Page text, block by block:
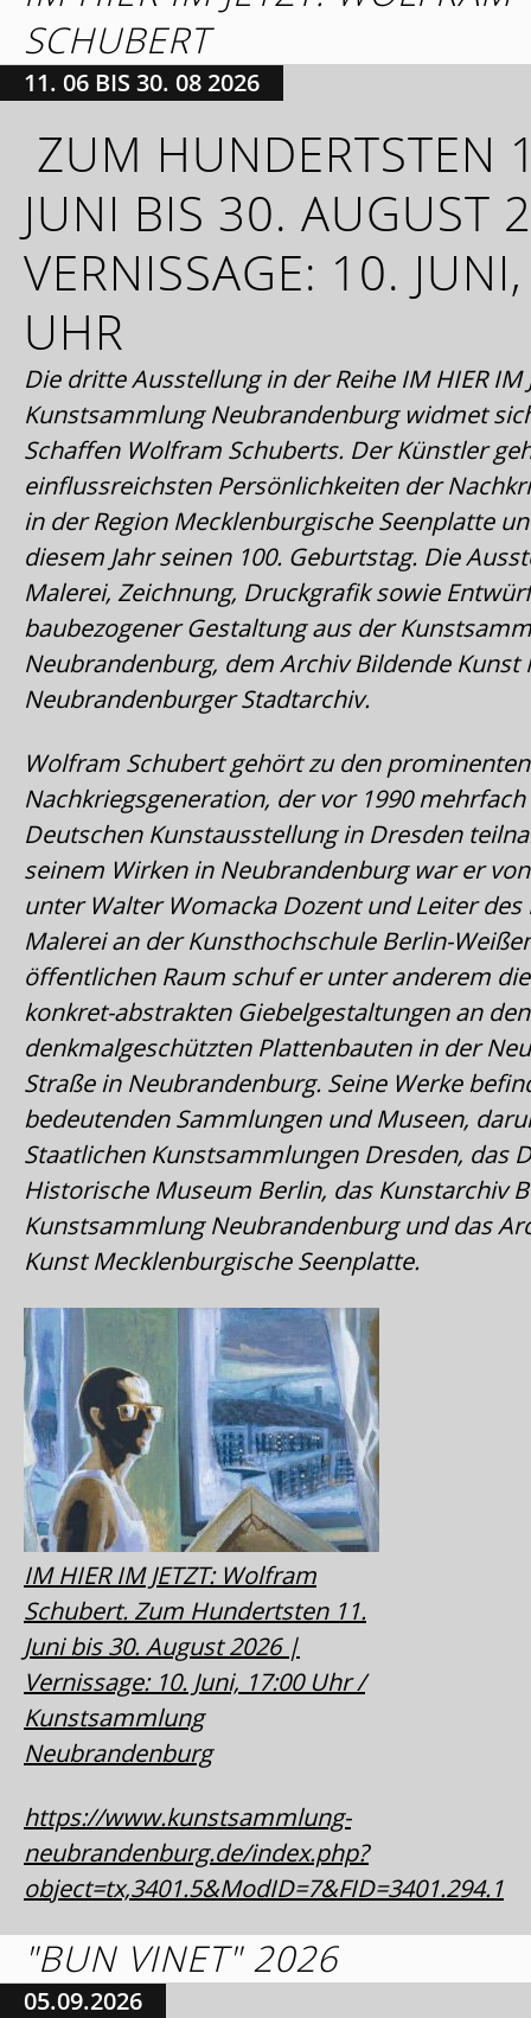
SCHUBERT
11. 06 BIS 30. 08 2026
ZUM HUNDERTSTEN
JUNI BIS 30. AUGUST
VERNISSAGE: 10.
UHR
Die dritte Ausstellung in der Reihe IM HIER IM
Kunstsammlung Neubrandenburg widmet
Schaffen Wolfram Schuberts. Der Künstler
einflussreichsten Persönlichkeiten der
in der Region Mecklenburgische Seenplatte
diesem Jahr seinen 100. Geburtstag. Die
Malerei, Zeichnung, Druckgrafik sowie
baubezogener Gestaltung aus der
Neubrandenburg, dem Archiv Bildende Kunst
Neubrandenburger Stadtarchiv.
Wolfram Schubert gehört zu den
Nachkriegsgeneration, der vor 1990
Deutschen Kunstausstellung in Dresden
seinem Wirken in Neubrandenburg war er
unter Walter Womacka Dozent und Leiter des
Malerei an der Kunsthochschule Berlin-
öffentlichen Raum schuf er unter anderem
konkret-abstrakten Giebelgestaltungen an den
denkmalgeschützten Plattenbauten in der
Straße in Neubrandenburg. Seine Werke
bedeutenden Sammlungen und Museen,
Staatlichen Kunstsammlungen Dresden, das
Historische Museum Berlin, das Kunstarchiv
Kunstsammlung Neubrandenburg und das
Kunst Mecklenburgische Seenplatte.
IM HIER IM JETZT: Wolfram
Schubert. Zum Hundertsten 11.
Juni bis 30. August 2026 |
Vernissage: 10. Juni, 17:00 Uhr /
Kunstsammlung
Neubrandenburg
https://www.kunstsammlung-
neubrandenburg.de/index.php?
object=tx,3401.5&ModID=7&FID=3401.294.1
"BUN VINET" 2026
05.09.2026